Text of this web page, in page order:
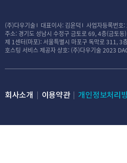
(주)다우기술 대표이사: 김윤덕 사업자등록번
주소: 경기도 성남시 수정구 금토로 69, 4층(금토동
제 1센터(마포): 서울특별시 마포구 독막로 311, 3
호스팅 서비스 제공자 상호: (주)다우기술2023
회사소개 이용약관 개인정보처리